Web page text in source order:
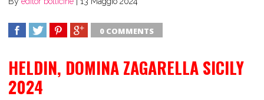
0 COMMENTS
HELDIN, DOMINA ZAGARELLA SICILY
2024